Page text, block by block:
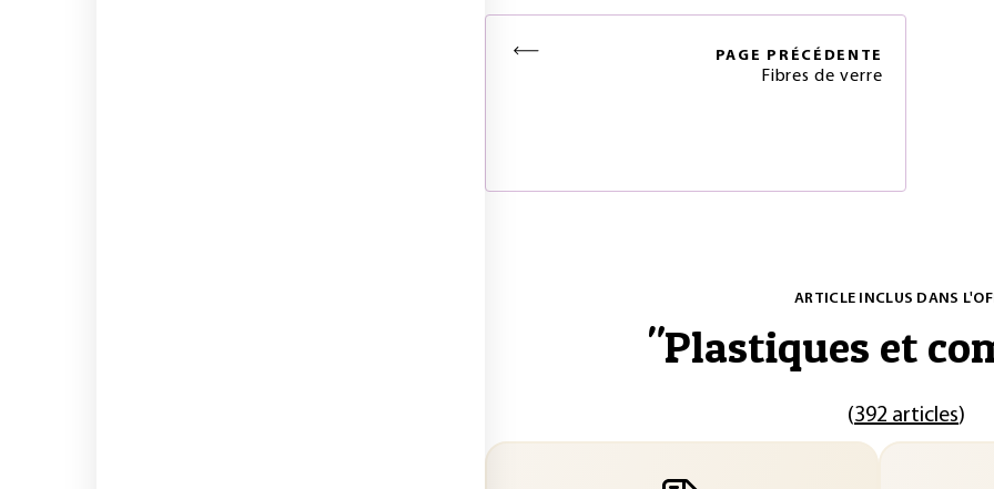
PAGE PRÉCÉDENTE
Fibres de verre
ARTICLE INCLUS DANS
"Plastiques et
(392 articles)